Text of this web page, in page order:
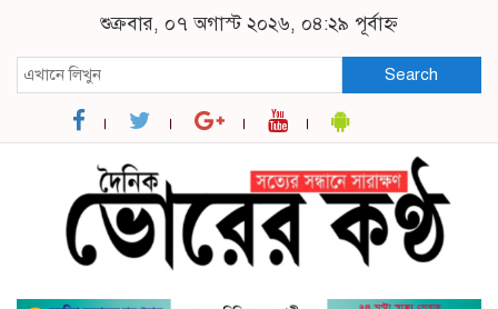
শুক্রবার, ০৭ অগাস্ট ২০২৬, ০৪:২৯ পূর্বাহ্ন
Search